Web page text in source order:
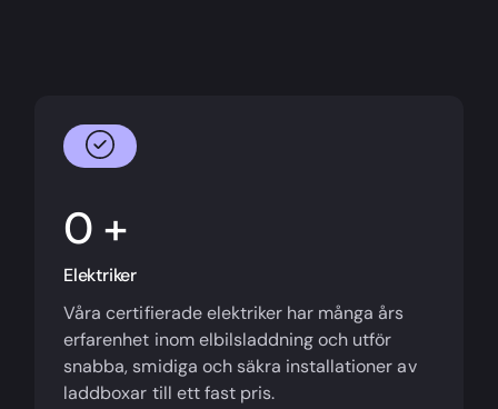
+
Elektriker
Våra certifierade elektriker har många års
erfarenhet inom elbilsladdning och utför
snabba, smidiga och säkra installationer av
laddboxar till ett fast pris.